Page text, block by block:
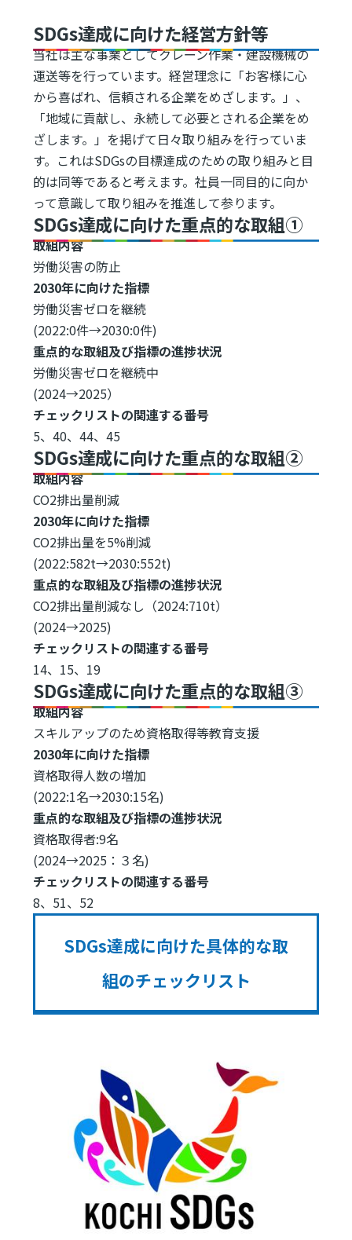
SDGs達成に向けた経営方針等
当社は主な事業としてクレーン作業・建設機械の
運送等を行っています。経営理念に「お客様に心
から喜ばれ、信頼される企業をめざします。」、
「地域に貢献し、永続して必要とされる企業をめ
ざします。」を掲げて日々取り組みを行っていま
す。これはSDGsの目標達成のための取り組みと目
的は同等であると考えます。社員一同目的に向か
って意識して取り組みを推進して参ります。
SDGs達成に向けた重点的な取組①
取組内容
労働災害の防止
2030年に向けた指標
労働災害ゼロを継続
(2022:0件→2030:0件)
重点的な取組及び指標の進捗状況
労働災害ゼロを継続中
(2024→2025）
チェックリストの関連する番号
5、40、44、45
SDGs達成に向けた重点的な取組②
取組内容
CO2排出量削減
2030年に向けた指標
CO2排出量を5%削減
(2022:582t→2030:552t)
重点的な取組及び指標の進捗状況
CO2排出量削減なし（2024:710t）
(2024→2025)
チェックリストの関連する番号
14、15、19
SDGs達成に向けた重点的な取組③
取組内容
スキルアップのため資格取得等教育支援
2030年に向けた指標
資格取得人数の増加
(2022:1名→2030:15名)
重点的な取組及び指標の進捗状況
資格取得者:9名
(2024→2025：３名)
チェックリストの関連する番号
8、51、52
SDGs達成に向けた具体的な取
組のチェックリスト